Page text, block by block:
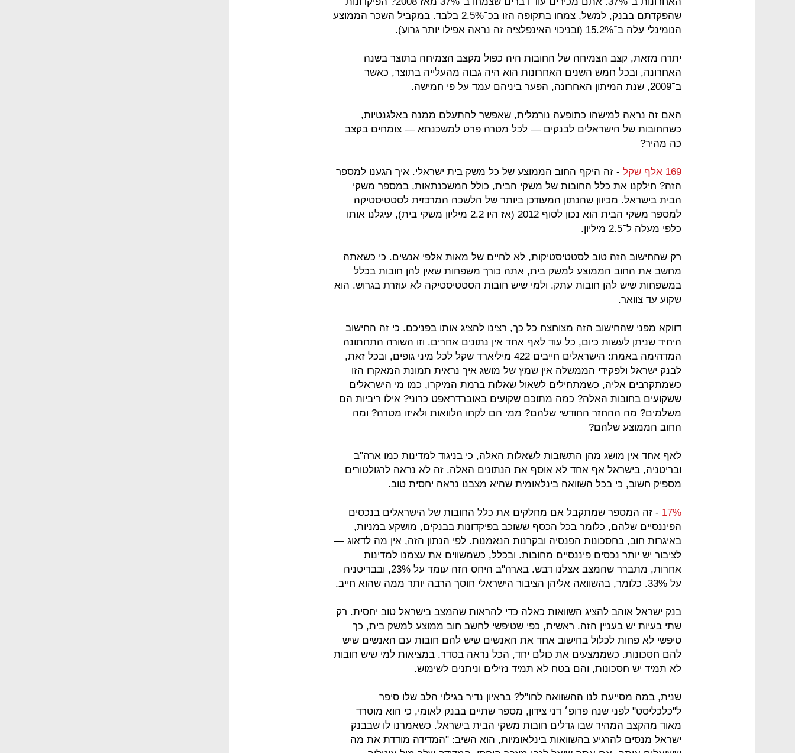
שהפקדתם בבנק, למשל, צמחו בתקופה הזו בכ־2.5% בלבד. במקביל השכר הממוצע
הנומינלי עלה ב־15.2% (ובניכוי האינפלציה זה נראה אפילו יותר גרוע).
יתרה מזאת, קצב הצמיחה של החובות היה כפול מקצב הצמיחה בתוצר בשנה
האחרונה, ובכל חמש השנים האחרונות הוא היה גבוה מהעלייה בתוצר, כאשר
ב־2009, שנת המיתון האחרונה, הפער ביניהם עמד על פי חמישה.
האם זה נראה למישהו כתופעה נורמלית, שאפשר להתעלם ממנה באלגנטיות,
כשהחובות של הישראלים לבנקים — לכל מטרה פרט למשכנתא — צומחים בקצב
כה מהיר?
169 אלף שקל
- זה היקף החוב הממוצע של כל משק בית ישראלי. איך הגענו למספר
הזה? חילקנו את כלל החובות של משקי הבית, כולל המשכנתאות, במספר משקי
הבית בישראל. מכיוון שהנתון המעודכן ביותר של הלשכה המרכזית לסטטיסטיקה
למספר משקי הבית הוא נכון לסוף 2012 (אז היו 2.2 מיליון משקי בית), עיגלנו אותו
כלפי מעלה ל־2.5 מיליון.
רק שהחישוב הזה טוב לסטטיסטיקות, לא לחיים של מאות אלפי אנשים. כי כשאתה
מחשב את החוב הממוצע למשק בית, אתה כורך משפחות שאין להן חובות בכלל
במשפחות שיש להן חובות עתק. ולמי שיש חובות הסטטיסטיקה לא עוזרת בגרוש. הוא
שקוע עד צוואר.
דווקא מפני שהחישוב הזה מצוחצח כל כך, רצינו להציג אותו בפניכם. כי זה החישוב
היחיד שניתן לעשות כיום, כל עוד לאף אחד אין נתונים אחרים. וזו השורה התחתונה
המדהימה באמת: הישראלים חייבים 422 מיליארד שקל לכל מיני גופים, ובכל זאת,
לבנק ישראל ולפקידי הממשלה אין שמץ של מושג איך נראית תמונת המאקרו הזו
כשמתקרבים אליה, כשמתחילים לשאול שאלות ברמת המיקרו, כמו מי הישראלים
ששקועים בחובות האלה? כמה מתוכם שקועים באוברדראפט כרוני? אילו ריביות הם
משלמים? מה ההחזר החודשי שלהם? ממי הם לקחו הלוואות ולאיזו מטרה? ומה
החוב הממוצע שלהם?
לאף אחד אין מושג מהן התשובות לשאלות האלה, כי בניגוד למדינות כמו ארה"ב
ובריטניה, בישראל אף אחד לא אוסף את הנתונים האלה. זה לא נראה לרגולטורים
מספיק חשוב, כי בכל השוואה בינלאומית שהיא מצבנו נראה יחסית טוב.
17% - זה המספר שמתקבל אם מחלקים את כלל החובות של הישראלים בנכסים
הפיננסיים שלהם, כלומר בכל הכסף ששוכב בפיקדונות בבנקים, מושקע במניות,
באיגרות חוב, בחסכונות הפנסיה ובקרנות הנאמנות. לפי הנתון הזה, אין מה לדאוג —
לציבור יש יותר נכסים פיננסיים מחובות. ובכלל, כשמשווים את עצמנו למדינות
אחרות, מתברר שהמצב אצלנו דבש. בארה"ב היחס הזה עומד על 23%, ובבריטניה
על 33%. כלומר, בהשוואה אליהן הציבור הישראלי חוסך הרבה יותר ממה שהוא חייב.
בנק ישראל אוהב להציג השוואות כאלה כדי להראות שהמצב בישראל טוב יחסית. רק
שתי בעיות יש בעניין הזה. ראשית, כפי שטיפשי לחשב חוב ממוצע למשק בית, כך
טיפשי לא פחות לכלול בחישוב אחד את האנשים שיש להם חובות עם האנשים שיש
להם חסכונות. כשממצעים את כולם יחד, הכל נראה בסדר. במציאות למי שיש חובות
לא תמיד יש חסכונות, והם בטח לא תמיד נזילים וניתנים לשימוש.
שנית, במה מסייעת לנו ההשוואה לחו"ל? בראיון נדיר בגילוי הלב שלו סיפר
ל"כלכליסט" לפני שנה פרופ׳ דני צידון, מספר שתיים בבנק לאומי, כי הוא מוטרד
מאוד מהקצב המהיר שבו גדלים חובות משקי הבית בישראל. כשאמרנו לו שבבנק
ישראל מנסים להרגיע בהשוואות בינלאומיות, הוא השיב: "המדידה מודדת את מה